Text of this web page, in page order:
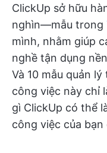
ClickUp sở hữu
nghìn—mẫu trong
mình, nhằm giúp
nghề tận dụng
Và 10 mẫu quản
công việc này chỉ
gì ClickUp có thể
công việc của